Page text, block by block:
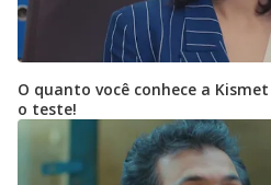
O quanto você conhece a
o teste!